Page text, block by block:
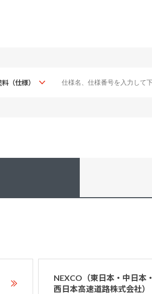
NEXCO（東日本・中日本・
西日本高速道路株式会社）